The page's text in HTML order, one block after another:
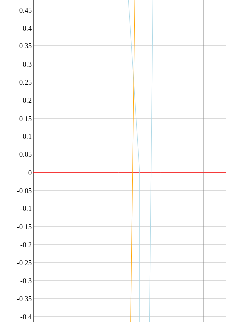
-0.4
-0.35
-0.3
-0.25
-0.2
-0.15
-0.1
-0.05
0
0.05
0.1
0.15
0.2
0.25
0.3
0.35
0.4
0.45